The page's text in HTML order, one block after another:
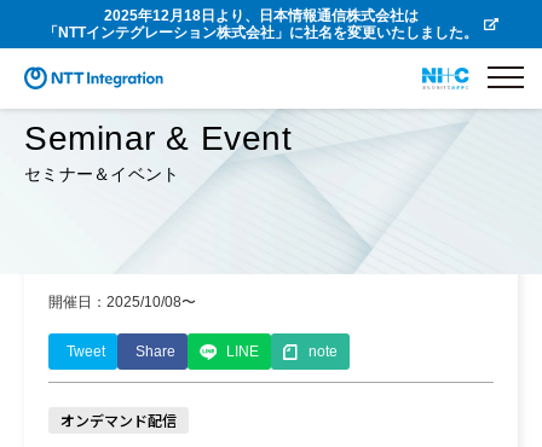
2025年12月18日より、日本情報通信株式会社は
「NTTインテグレーション株式会社」に社名を変更いたしました。
Seminar & Event
セミナー＆イベント
開催日：2025/10/08〜
Tweet Share LINE note
オンデマンド配信